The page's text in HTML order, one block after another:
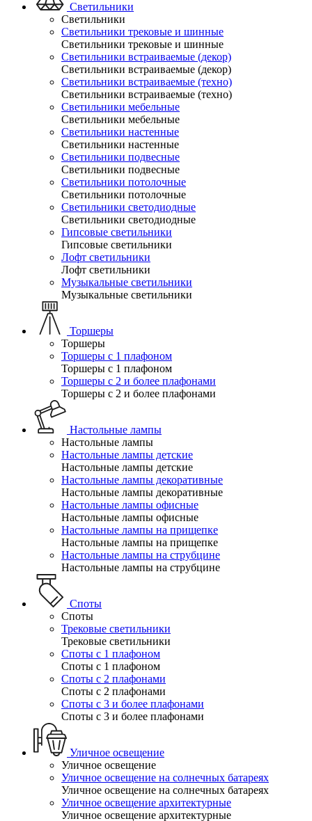
Светильники
Светильники
Светильники трековые и шинные
Светильники трековые и шинные
Светильники встраиваемые (декор)
Светильники встраиваемые (декор)
Светильники встраиваемые (техно)
Светильники встраиваемые (техно)
Светильники мебельные
Светильники мебельные
Светильники настенные
Светильники настенные
Светильники подвесные
Светильники подвесные
Светильники потолочные
Светильники потолочные
Светильники светодиодные
Светильники светодиодные
Гипсовые светильники
Гипсовые светильники
Лофт светильники
Лофт светильники
Музыкальные светильники
Музыкальные светильники
Торшеры
Торшеры
Торшеры с 1 плафоном
Торшеры с 1 плафоном
Торшеры с 2 и более плафонами
Торшеры с 2 и более плафонами
Настольные лампы
Настольные лампы
Настольные лампы детские
Настольные лампы детские
Настольные лампы декоративные
Настольные лампы декоративные
Настольные лампы офисные
Настольные лампы офисные
Настольные лампы на прищепке
Настольные лампы на прищепке
Настольные лампы на струбцине
Настольные лампы на струбцине
Споты
Споты
Трековые светильники
Трековые светильники
Споты с 1 плафоном
Споты с 1 плафоном
Споты с 2 плафонами
Споты с 2 плафонами
Споты с 3 и более плафонами
Споты с 3 и более плафонами
Уличное освещение
Уличное освещение
Уличное освещение на солнечных батареях
Уличное освещение на солнечных батареях
Уличное освещение архитектурные
Уличное освещение архитектурные